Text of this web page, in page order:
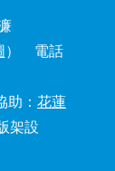
） 電話
： 花蓮
架設